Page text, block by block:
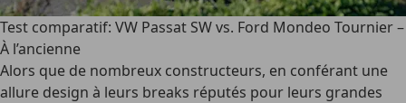
Test comparatif: VW Passat SW vs. Ford Mondeo Tournier –
À l’ancienne
Alors que de nombreux constructeurs, en conférant une
allure design à leurs breaks réputés pour leurs grandes